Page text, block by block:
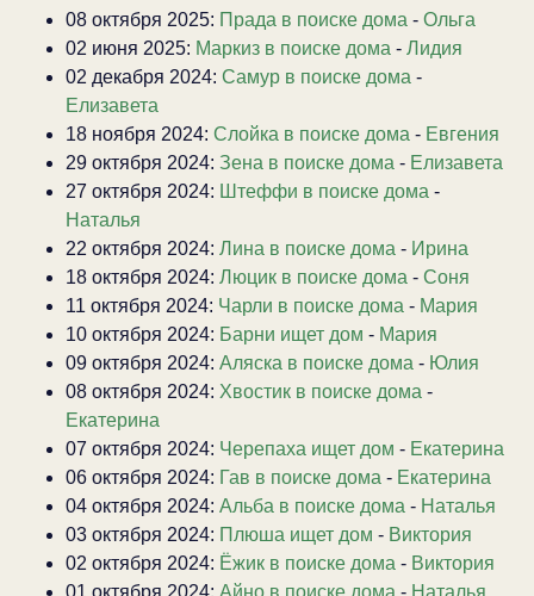
08 октября 2025: Прада в поиске дома - Ольга
02 июня 2025: Маркиз в поиске дома - Лидия
02 декабря 2024: Самур в поиске дома -
Елизавета
18 ноября 2024: Слойка в поиске дома - Евгения
29 октября 2024: Зена в поиске дома - Елизавета
27 октября 2024: Штеффи в поиске дома -
Наталья
22 октября 2024: Лина в поиске дома - Ирина
18 октября 2024: Люцик в поиске дома - Соня
11 октября 2024: Чарли в поиске дома - Мария
10 октября 2024: Барни ищет дом - Мария
09 октября 2024: Аляска в поиске дома - Юлия
08 октября 2024: Хвостик в поиске дома -
Екатерина
07 октября 2024: Черепаха ищет дом - Екатерина
06 октября 2024: Гав в поиске дома - Екатерина
04 октября 2024: Альба в поиске дома - Наталья
03 октября 2024: Плюша ищет дом - Виктория
02 октября 2024: Ёжик в поиске дома - Виктория
01 октября 2024: Айно в поиске дома - Наталья